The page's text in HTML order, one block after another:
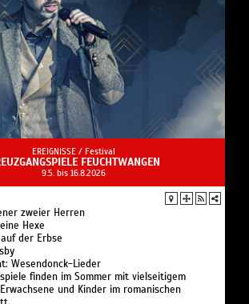
EREIGNISSE / Festival
FEUCHTWANGEN
9.5. bis 16.8.2026
zweier Herren
Hexe
der Erbse
Wesendonck-Lieder
finden im Sommer mit vielseitigem
und Kinder im romanischen